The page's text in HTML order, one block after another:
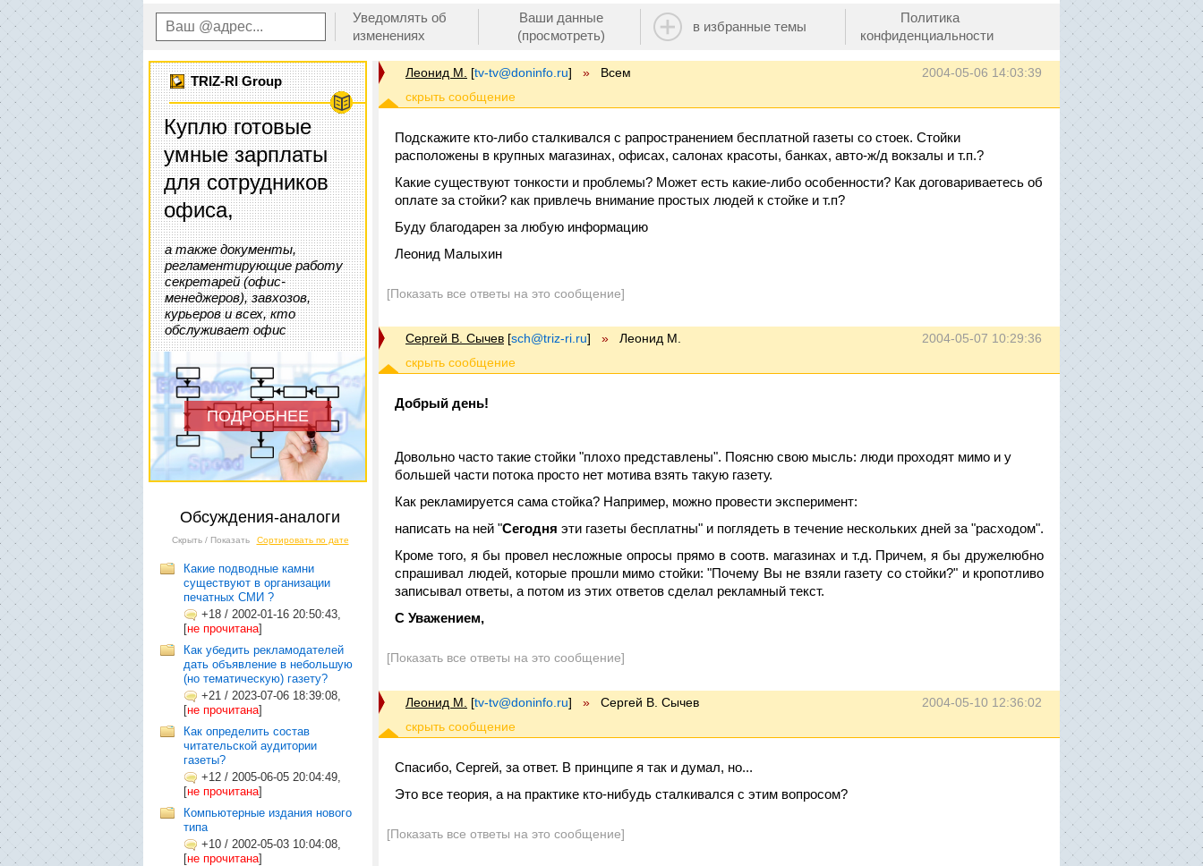
Уведомлять об
изменениях
Ваши данные
(просмотреть)
в избранные темы
Политика
конфиденциальности
TRIZ-RI Group
Куплю готовые
умные зарплаты
для сотрудников
офиса,
а также документы,
регламентирующие работу
секретарей (офис-
менеджеров), завхозов,
курьеров и всех, кто
обслуживает офис
ПОДРОБНЕЕ
Обсуждения-аналоги
Скрыть / Показать Сортировать по дате
Какие подводные камни
существуют в организации
печатных СМИ ?
+18 / 2002-01-16 20:50:43,
[не прочитана]
Как убедить рекламодателей
дать объявление в небольшую
(но тематическую) газету?
+21 / 2023-07-06 18:39:08,
[не прочитана]
Как определить состав
читательской аудитории
газеты?
+12 / 2005-06-05 20:04:49,
[не прочитана]
Компьютерные издания нового
типа
+10 / 2002-05-03 10:04:08,
[не прочитана]
2004-05-06 14:03:39
Леонид М. [tv-tv@doninfo.ru] » Всем
Подскажите кто-либо сталкивался с рапространением бесплатной газеты со стоек. Стойки
расположены в крупных магазинах, офисах, салонах красоты, банках, авто-ж/д вокзалы и т.п.?
Какие существуют тонкости и проблемы? Может есть какие-либо особенности? Как договариваетесь об
оплате за стойки? как привлечь внимание простых людей к стойке и т.п?
Буду благодарен за любую информацию
Леонид Малыхин
[Показать все ответы на это сообщение]
2004-05-07 10:29:36
Сергей В. Сычев [sch@triz-ri.ru] » Леонид М.
Добрый день!
Довольно часто такие стойки "плохо представлены". Поясню свою мысль: люди проходят мимо и у
большей части потока просто нет мотива взять такую газету.
Как рекламируется сама стойка? Например, можно провести эксперимент:
написать на ней "Сегодня эти газеты бесплатны" и поглядеть в течение нескольких дней за "расходом".
Кроме того, я бы провел несложные опросы прямо в соотв. магазинах и т.д. Причем, я бы дружелюбно
спрашивал людей, которые прошли мимо стойки: "Почему Вы не взяли газету со стойки?" и кропотливо
записывал ответы, а потом из этих ответов сделал рекламный текст.
С Уважением,
[Показать все ответы на это сообщение]
2004-05-10 12:36:02
Леонид М. [tv-tv@doninfo.ru] » Сергей В. Сычев
Спасибо, Сергей, за ответ. В принципе я так и думал, но...
Это все теория, а на практике кто-нибудь сталкивался с этим вопросом?
[Показать все ответы на это сообщение]